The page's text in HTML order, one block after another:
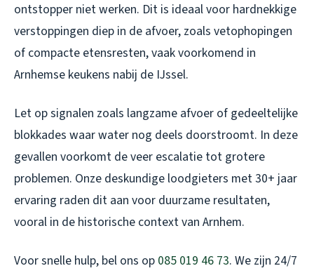
ontstopper niet werken. Dit is ideaal voor hardnekkige
verstoppingen diep in de afvoer, zoals vetophopingen
of compacte etensresten, vaak voorkomend in
Arnhemse keukens nabij de IJssel.
Let op signalen zoals langzame afvoer of gedeeltelijke
blokkades waar water nog deels doorstroomt. In deze
gevallen voorkomt de veer escalatie tot grotere
problemen. Onze deskundige loodgieters met 30+ jaar
ervaring raden dit aan voor duurzame resultaten,
vooral in de historische context van Arnhem.
Voor snelle hulp, bel ons op 085 019 46 73. We zijn 24/7